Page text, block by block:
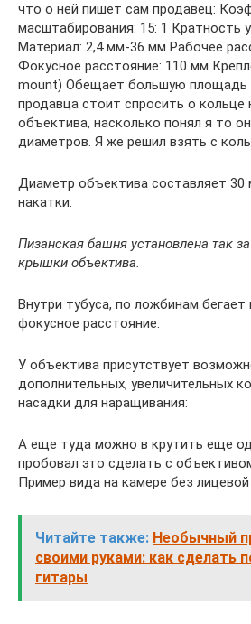
что о ней пишет сам продавец:
масштабирования: 15: 1 Кратность
Материал: 2,4 мм-36 мм Рабочее
Фокусное расстояние: 110 мм
mount) Обещает большую площадь
продавца стоит спросить о кольце
объектива, насколько понял я то
диаметров. Я же решил взять с
Диаметр объектива составляет 30
накатки:
Пизанская башня установлена так
крышки объектива.
Внутри тубуса, по ложбинам бегает
фокусное расстояние:
У объектива присутствует
дополнительных, увеличительных
насадки для наращивания:
А еще туда можно в крутить еще
пробовал это сделать с
Пример вида на камере без лицевой
Читайте также: Необычный
своими руками: как сделать
гитары